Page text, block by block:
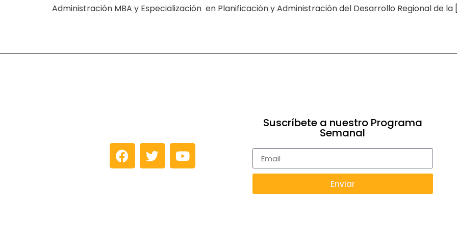
Administración MBA y Especialización en Planificación y Administración del Desarrollo Regional de la
Suscríbete a nuestro Programa
Semanal
Enviar